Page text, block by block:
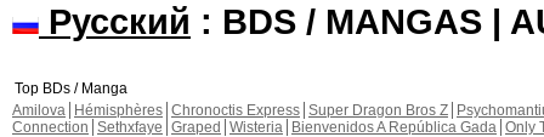
Русский : BDS / MANGAS |
Top BDs / Manga
Amilova
Hémisphères Chronoctis Express Super Dragon Bros Z
Connection Sethxfaye Graped Wisteria Bienvenidos A República Gada Only